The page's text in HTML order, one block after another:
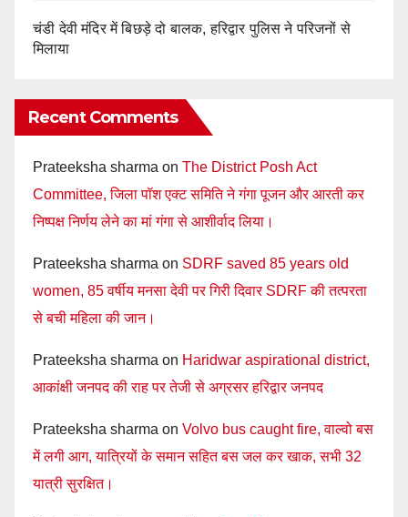
चंडी देवी मंदिर में बिछड़े दो बालक, हरिद्वार पुलिस ने परिजनों से
मिलाया
Recent Comments
Prateeksha sharma on The District Posh Act
Committee, जिला पॉश एक्ट समिति ने गंगा पूजन और आरती कर
निष्पक्ष निर्णय लेने का मां गंगा से आशीर्वाद लिया।
Prateeksha sharma on SDRF saved 85 years old
women, 85 वर्षीय मनसा देवी पर गिरी दिवार SDRF की तत्परता
से बची महिला की जान।
Prateeksha sharma on Haridwar aspirational district,
आकांक्षी जनपद की राह पर तेजी से अग्रसर हरिद्वार जनपद
Prateeksha sharma on Volvo bus caught fire, वाल्वो बस
में लगी आग, यात्रियों के समान सहित बस जल कर खाक, सभी 32
यात्री सुरक्षित।